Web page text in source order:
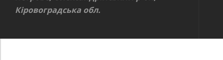
Кіровоградська обл.